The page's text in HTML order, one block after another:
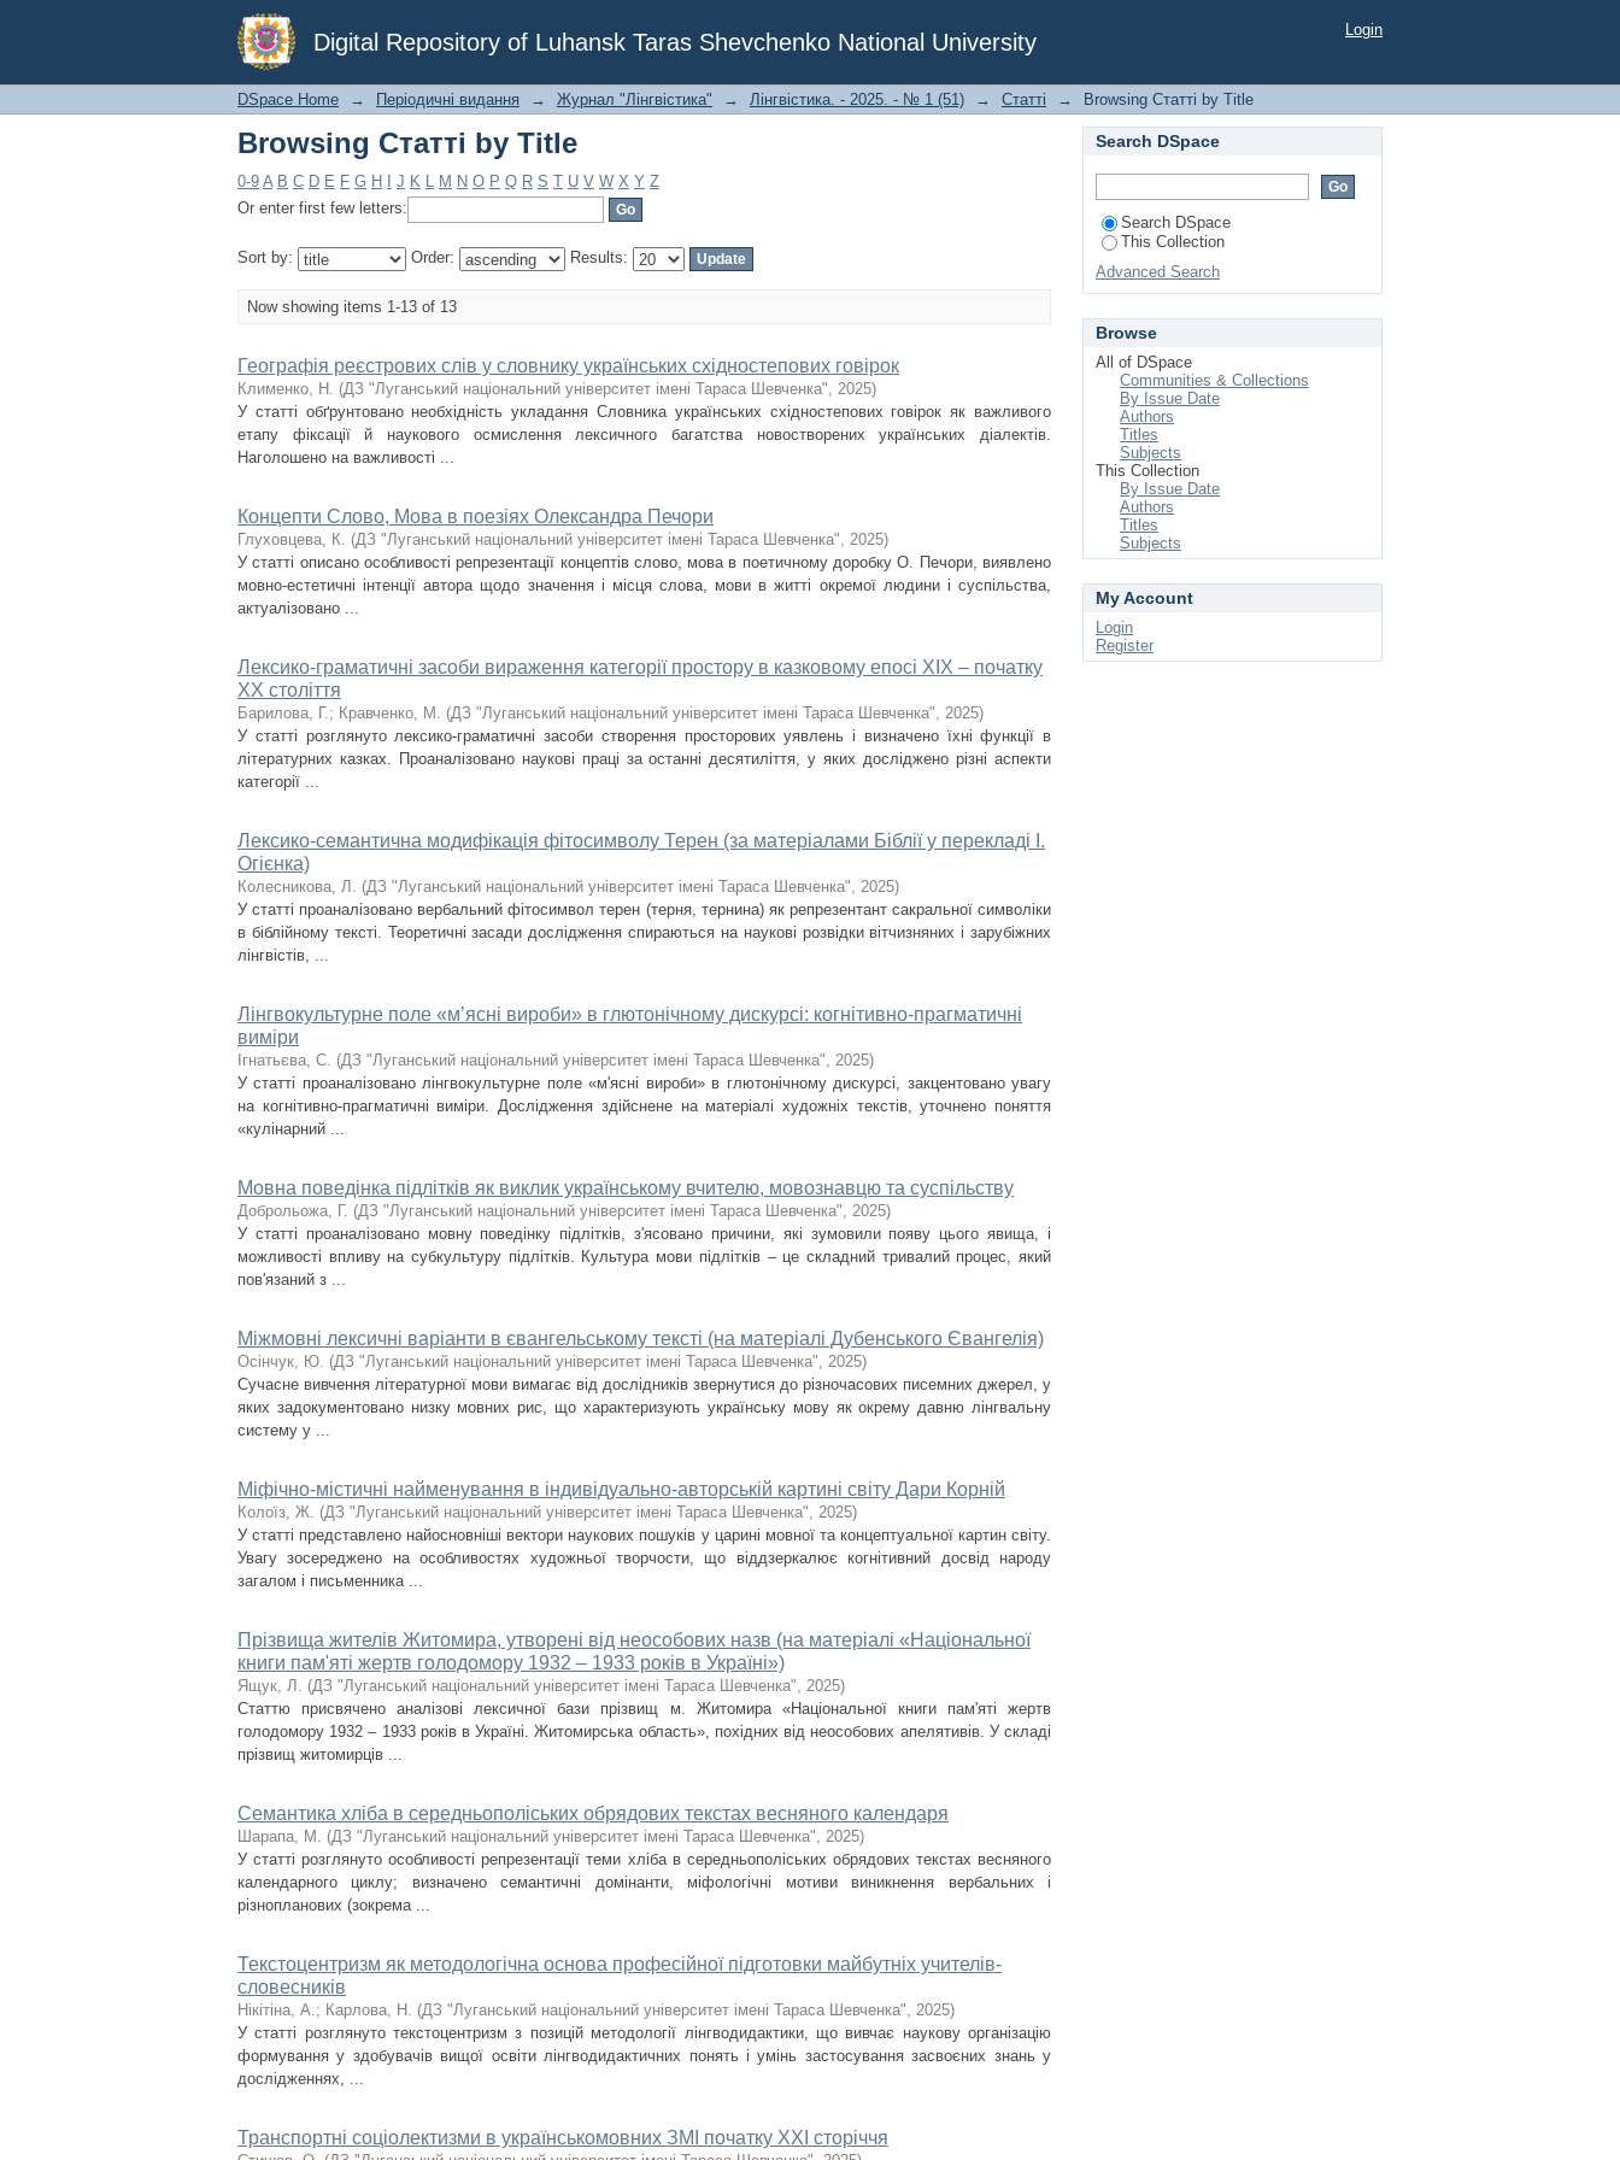
Digital Repository of Luhansk Taras Shevchenko National University
Browsing Статті by Title Login
DSpace Home → Періодичні видання → Журнал "Лінгвістика" → Лінгвістика. - 2025. - № 1 (51) → Статті → Browsing Статті by Title
Browsing Статті by Title
0-9 A B C D E F G H J K L M N O P Q R S T U V W X Y Z
Or enter first few letters:
Sort by: Order: Results:
Now showing items 1-13 of 13
Географія реєстрових слів у словнику українських східностепових говірок
Клименко, Н. (ДЗ "Луганський національний університет імені Тараса Шевченка", 2025)
У статті обґрунтовано необхідність укладання Словника українських східностепових говірок як важливого
етапу фіксації й наукового осмислення лексичного багатства новостворених українських діалектів.
Наголошено на важливості ...
Концепти Слово, Мова в поезіях Олександра Печори
Глуховцева, К. (ДЗ "Луганський національний університет імені Тараса Шевченка", 2025)
У статті описано особливості репрезентації концептів слово, мова в поетичному доробку О. Печори, виявлено
мовно-естетичні інтенції автора щодо значення і місця слова, мови в житті окремої людини і суспільства,
актуалізовано ...
Лексико-граматичні засоби вираження категорії простору в казковому епосі XIX – початку
XX століття
Барилова, Г.; Кравченко, М. (ДЗ "Луганський національний університет імені Тараса Шевченка", 2025)
У статті розглянуто лексико-граматичні засоби створення просторових уявлень і визначено їхні функції в
літературних казках. Проаналізовано наукові праці за останні десятиліття, у яких досліджено різні аспекти
категорії ...
Лексико-семантична модифікація фітосимволу Терен (за матеріалами Біблії у перекладі І.
Огієнка)
Колесникова, Л. (ДЗ "Луганський національний університет імені Тараса Шевченка", 2025)
У статті проаналізовано вербальний фітосимвол терен (терня, тернина) як репрезентант сакральної символіки
в біблійному тексті. Теоретичні засади дослідження спираються на наукові розвідки вітчизняних і зарубіжних
лінгвістів, ...
Лінгвокультурне поле «м’ясні вироби» в глютонічному дискурсі: когнітивно-прагматичні
виміри
Ігнатьєва, С. (ДЗ "Луганський національний університет імені Тараса Шевченка", 2025)
У статті проаналізовано лінгвокультурне поле «м'ясні вироби» в глютонічному дискурсі, закцентовано увагу
на когнітивно-прагматичні виміри. Дослідження здійснене на матеріалі художніх текстів, уточнено поняття
«кулінарний ...
Мовна поведінка підлітків як виклик українському вчителю, мовознавцю та суспільству
Доброльожа, Г. (ДЗ "Луганський національний університет імені Тараса Шевченка", 2025)
У статті проаналізовано мовну поведінку підлітків, з'ясовано причини, які зумовили появу цього явища, і
можливості впливу на субкультуру підлітків. Культура мови підлітків – це складний тривалий процес, який
пов'язаний з ...
Міжмовні лексичні варіанти в євангельському тексті (на матеріалі Дубенського Євангелія)
Осінчук, Ю. (ДЗ "Луганський національний університет імені Тараса Шевченка", 2025)
Сучасне вивчення літературної мови вимагає від дослідників звернутися до різночасових писемних джерел, у
яких задокументовано низку мовних рис, що характеризують українську мову як окрему давню лінгвальну
систему у ...
Міфічно-містичні найменування в індивідуально-авторській картині світу Дари Корній
Колоїз, Ж. (ДЗ "Луганський національний університет імені Тараса Шевченка", 2025)
У статті представлено найосновніші вектори наукових пошуків у царині мовної та концептуальної картин світу.
Увагу зосереджено на особливостях художньої творчости, що віддзеркалює когнітивний досвід народу
загалом і письменника ...
Прізвища жителів Житомира, утворені від неособових назв (на матеріалі «Національної
книги пам'яті жертв голодомору 1932 – 1933 років в Україні»)
Ящук, Л. (ДЗ "Луганський національний університет імені Тараса Шевченка", 2025)
Статтю присвячено аналізові лексичної бази прізвищ м. Житомира «Національної книги пам'яті жертв
голодомору 1932 – 1933 років в Україні. Житомирська область», похідних від неособових апелятивів. У складі
прізвищ житомирців ...
Семантика хліба в середньополіських обрядових текстах весняного календаря
Шарапа, М. (ДЗ "Луганський національний університет імені Тараса Шевченка", 2025)
У статті розглянуто особливості репрезентації теми хліба в середньополіських обрядових текстах весняного
календарного циклу; визначено семантичні домінанти, міфологічні мотиви виникнення вербальних і
різнопланових (зокрема ...
Текстоцентризм як методологічна основа професійної підготовки майбутніх учителів-
словесників
Нікітіна, А.; Карлова, Н. (ДЗ "Луганський національний університет імені Тараса Шевченка", 2025)
У статті розглянуто текстоцентризм з позицій методології лінгводидактики, що вивчає наукову організацію
формування у здобувачів вищої освіти лінгводидактичних понять і умінь застосування засвоєних знань у
дослідженнях, ...
Транспортні соціолектизми в українськомовних ЗМІ початку ХХІ сторіччя
Search DSpace
Search DSpace
This Collection
Advanced Search
Browse
All of DSpace
Communities & Collections
By Issue Date
Authors
Titles
Subjects
This Collection
By Issue Date
Authors
Titles
Subjects
My Account
Login
Register